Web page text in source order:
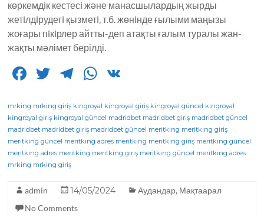
көркемдiк кестесi және манасшылардың жырды
жетiлдiрудегi қызметi‚ т.б. жөнiнде ғылыми маңызы
жоғары пiкiрлер айтты-деп атақты ғалым туралы жан-
жақты мәлімет берілді.
F
c
e
b
o
o
k
T
it
te
r
T
e
g
ra
W
a
ts
A
p
mrking mrking giriş kingroyal kingroyal giriş kingroyal güncel kingroyal
kingroyal giriş kingroyal güncel madridbet madridbet giriş madridbet güncel
madridbet madridbet giriş madridbet güncel meritking meritking giriş
meritking güncel meritking adres meritking meritking giriş meritking güncel
meritking adres meritking meritking giriş meritking güncel meritking adres
mrking mrking giriş
admin 14/05/2024 Аудандар, Мақтаарал
No Comments